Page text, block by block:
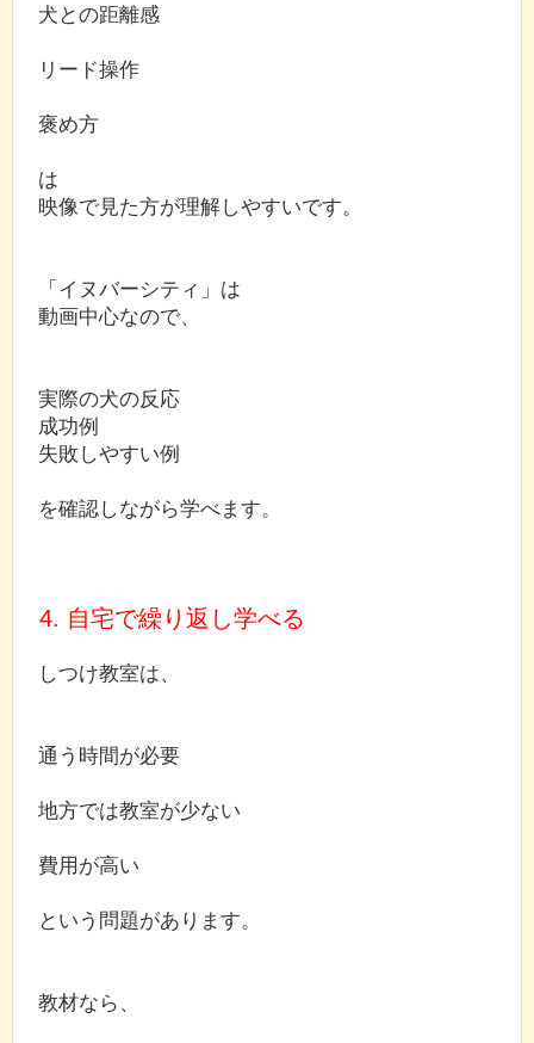
犬との距離感
リード操作
褒め方
は
映像で見た方が理解しやすいです。
「イヌバーシティ」は
動画中心なので、
実際の犬の反応
成功例
失敗しやすい例
を確認しながら学べます。
4. 自宅で繰り返し学べる
しつけ教室は、
通う時間が必要
地方では教室が少ない
費用が高い
という問題があります。
教材なら、